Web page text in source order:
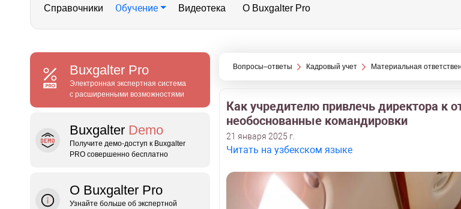
Справочники Обучение Видеотека О Buxgalter Pro
Buxgalter Pro
Электронная экспертная система
с расширенными возможностями
Buxgalter Demo
Получите демо‑доступ к Buxgalter
PRO совершенно бесплатно
О Buxgalter Pro
Узнайте больше об экспертной
Вопросы–ответы Кадровый учет Материальная
Как учредителю привлечь директора к
необоснованные командировки
21 января 2025 г.
Читать на узбекском языке